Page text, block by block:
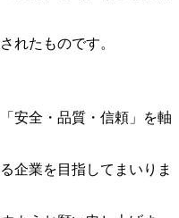
れたものです。
安全・品質・信頼」を軸
企業を目指してまいりま